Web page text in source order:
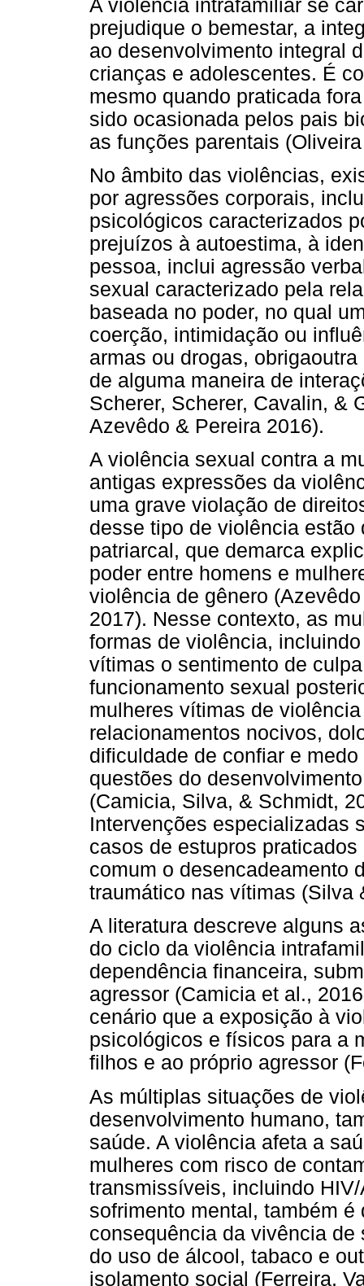
A violência intrafamiliar se
prejudique o bemestar, a
ao desenvolvimento integral
crianças e adolescentes. É
mesmo quando praticada
sido ocasionada pelos pais
as funções parentais
No âmbito das violências,
por agressões corporais,
psicológicos caracterizados
prejuízos à autoestima, à
pessoa, inclui agressão
sexual caracterizado pela
baseada no poder, no qual
coerção, intimidação ou
armas ou drogas,
de alguma maneira de
Scherer, Scherer, Cavalin, &
Azevêdo & Pereira 2016).
A violência sexual contra a
antigas expressões da
uma grave violação de
desse tipo de violência
patriarcal, que demarca
poder entre homens e
violência de gênero
2017). Nesse contexto, as
formas de violência,
vítimas o sentimento de
funcionamento sexual
mulheres vítimas de
relacionamentos nocivos,
dificuldade de confiar e
questões do
(Camicia, Silva, & Schmidt,
Intervenções especializadas
casos de estupros
comum o desencadeamento
traumático nas vítimas (Silva
A literatura descreve alguns
do ciclo da violência
dependência financeira,
agressor (Camicia et al.,
cenário que a exposição à
psicológicos e físicos para a
filhos e ao próprio agressor
As múltiplas situações de
desenvolvimento humano,
saúde. A violência afeta a
mulheres com risco de
transmissíveis, incluindo
sofrimento mental, também
consequência da vivência
do uso de álcool, tabaco e
isolamento social (Ferreira,